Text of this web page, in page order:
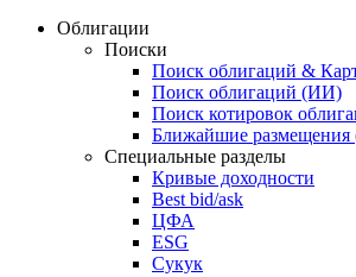
Облигации
Поиски
Поиск облигаций &
Поиск облигаций (ИИ)
Поиск котировок
Ближайшие размещения
Специальные разделы
Кривые доходности
Best bid/ask
ЦФА
ESG
Сукук